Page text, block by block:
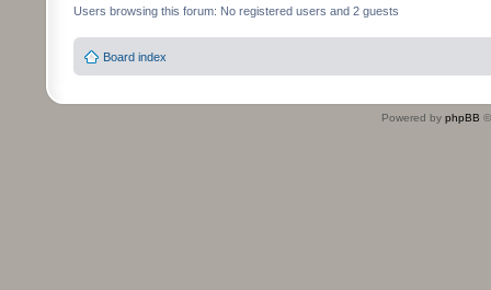
Users browsing this forum: No registered users and 2 guests
Board index
Powered by phpBB